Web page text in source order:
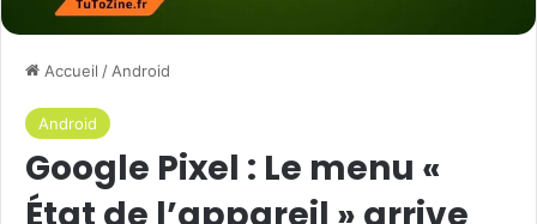
Accueil / Android
Android
Google Pixel : Le menu «
État de l’appareil » arrive